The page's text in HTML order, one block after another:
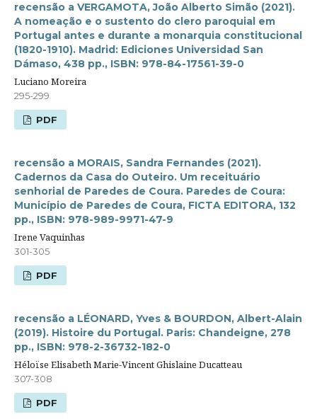
recensão a VERGAMOTA, João Alberto Simão (2021).
A nomeação e o sustento do clero paroquial em
Portugal antes e durante a monarquia constitucional
(1820-1910). Madrid: Ediciones Universidad San
Dámaso, 438 pp., ISBN: 978-84-17561-39-0
Luciano Moreira
295-299
PDF
recensão a MORAIS, Sandra Fernandes (2021).
Cadernos da Casa do Outeiro. Um receituário
senhorial de Paredes de Coura. Paredes de Coura:
Município de Paredes de Coura, FICTA EDITORA, 132
pp., ISBN: 978-989-9971-47-9
Irene Vaquinhas
301-305
PDF
recensão a LÉONARD, Yves & BOURDON, Albert-Alain
(2019). Histoire du Portugal. Paris: Chandeigne, 278
pp., ISBN: 978-2-36732-182-0
Héloïse Elisabeth Marie-Vincent Ghislaine Ducatteau
307-308
PDF